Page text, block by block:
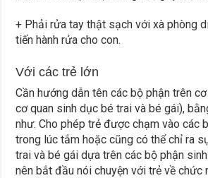
+ Phải rửa tay thật sạch với xà phòng
tiến hành rửa cho con.
Với các trẻ lớn
Cần hướng dẫn tên các bộ phận trên
cơ quan sinh dục bé trai và bé gái),
như: Cho phép trẻ được chạm vào các
trong lúc tắm hoặc cũng có thể chỉ ra
trai và bé gái dựa trên các bộ phận
nên bắt đầu nói chuyện với trẻ về chức